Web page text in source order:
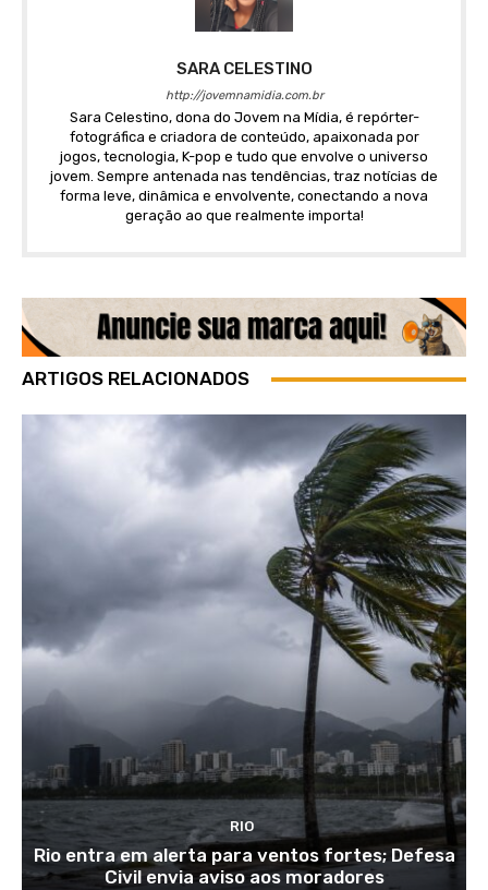
SARA CELESTINO
http://jovemnamidia.com.br
Sara Celestino, dona do Jovem na Mídia, é repórter-
fotográfica e criadora de conteúdo, apaixonada por
jogos, tecnologia, K-pop e tudo que envolve o universo
jovem. Sempre antenada nas tendências, traz notícias de
forma leve, dinâmica e envolvente, conectando a nova
geração ao que realmente importa!
ARTIGOS RELACIONADOS
RIO
Rio entra em alerta para ventos fortes; Defesa
Civil envia aviso aos moradores